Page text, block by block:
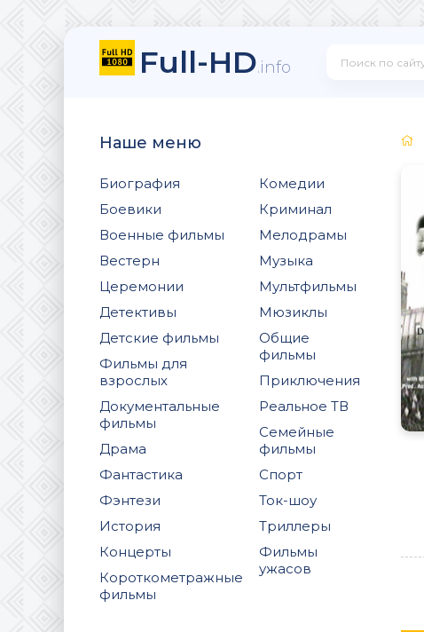
Full-HD.info
Наше меню
Биография
Боевики
Военные фильмы
Вестерн
Церемонии
Детективы
Детские фильмы
Фильмы для
взрослых
Документальные
фильмы
Драма
Фантастика
Фэнтези
История
Концерты
Короткометражные
фильмы
Комедии
Криминал
Мелодрамы
Музыка
Мультфильмы
Мюзиклы
Общие
фильмы
Приключения
Реальное ТВ
Семейные
фильмы
Спорт
Ток-шоу
Триллеры
Фильмы
ужасов